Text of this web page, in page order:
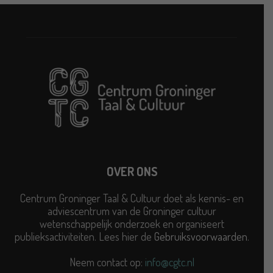
OVER ONS
Centrum Groninger Taal & Cultuur doet als kennis- en
adviescentrum van de Groninger cultuur
wetenschappelijk onderzoek en organiseert
publieksactiviteiten. Lees hier de Gebruiksvoorwaarden.
Neem contact op: info@cgtc.nl